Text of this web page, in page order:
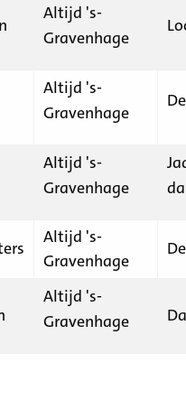
Altijd 's-
Gravenhage
Altijd 's-
Gravenhage
Altijd 's-
Gravenhage
Altijd 's-
Gravenhage
Altijd 's-
Gravenhage